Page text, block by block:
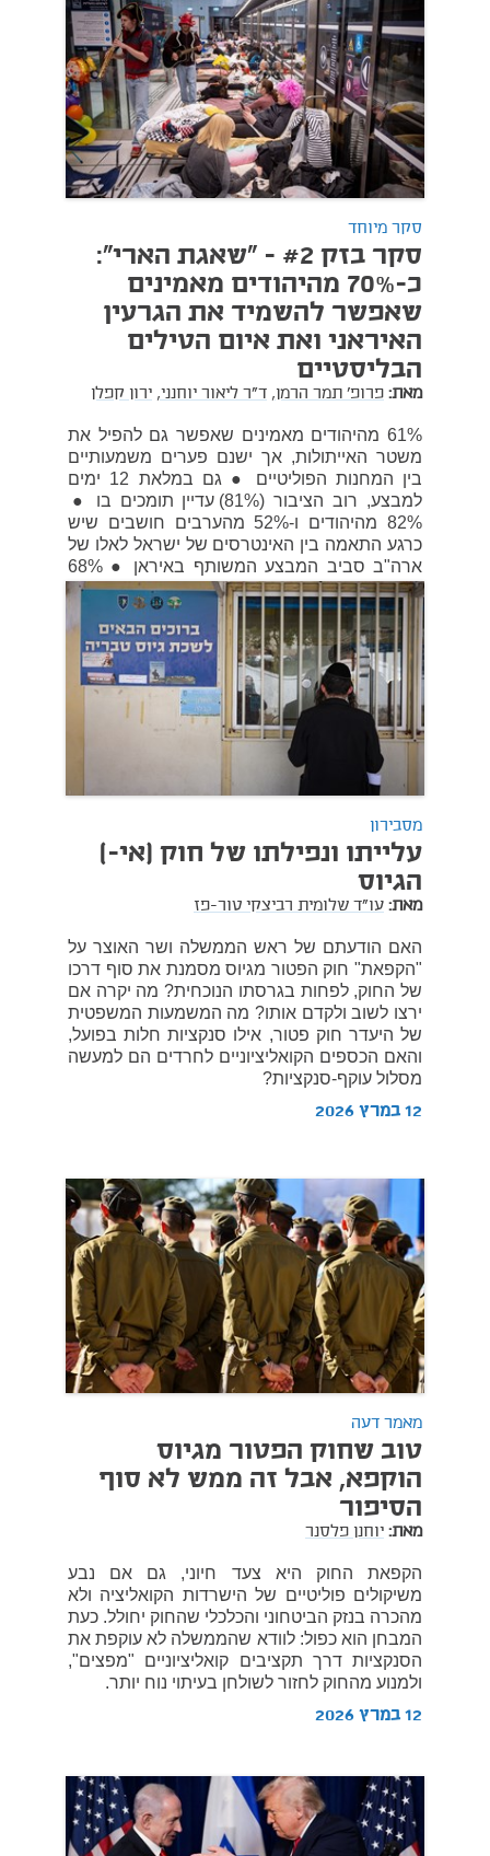
חורי-כסאברי וברווין עזב מחאמיד על הגורמים
לזינוק בפשיעה, על יחסי המגזר הערבי עם
המשטרה, על תפקיד החברה האזרחית ועל
האפשרויות לשינוי. הפרק בוחן האם מדובר בכשל
מערכתי מתמשך, ומהם הצעדים הנדרשים כדי
להשיב תחושת ביטחון אישי לערבים אזרחי
ישראל.
12 במרץ 2026
סקר מיוחד
סקר בזק #2 - "שאגת הארי":
כ-70% מהיהודים מאמינים
שאפשר להשמיד את הגרעין
האיראני ואת איום הטילים
הבליסטיים
מאת: פרופ' תמר הרמן, ד"ר ליאור יוחנני, ירון קפלן
61% מהיהודים מאמינים שאפשר גם להפיל את
משטר האייתולות, אך ישנם פערים משמעותיים
בין המחנות הפוליטיים ● גם במלאת 12 ימים
למבצע, רוב הציבור (81%) עדיין תומכים בו ●
82% מהיהודים ו-52% מהערבים חושבים שיש
כרגע התאמה בין האינטרסים של ישראל לאלו של
ארה"ב סביב המבצע המשותף באיראן ● 68%
מהיהודים ו-58.5% מהערבים מאמינים שהמבצע
ימשך עוד שבועיים או חודש לכל היותר.
מסבירון
עלייתו ונפילתו של חוק (אי-)
הגיוס
מאת: עו"ד שלומית רביצקי טור-פז
האם הודעתם של ראש הממשלה ושר האוצר על
"הקפאת" חוק הפטור מגיוס מסמנת את סוף דרכו
של החוק, לפחות בגרסתו הנוכחית? מה יקרה אם
ירצו לשוב ולקדם אותו? מה המשמעות המשפטית
של היעדר חוק פטור, אילו סנקציות חלות בפועל,
והאם הכספים הקואליציוניים לחרדים הם למעשה
מסלול עוקף-סנקציות?
12 במרץ 2026
מאמר דעה
טוב שחוק הפטור מגיוס
הוקפא, אבל זה ממש לא סוף
הסיפור
מאת: יוחנן פלסנר
הקפאת החוק היא צעד חיוני, גם אם נבע
משיקולים פוליטיים של הישרדות הקואליציה ולא
מהכרה בנזק הביטחוני והכלכלי שהחוק יחולל. כעת
המבחן הוא כפול: לוודא שהממשלה לא עוקפת את
הסנקציות דרך תקציבים קואליציוניים "מפצים",
ולמנוע מהחוק לחזור לשולחן בעיתוי נוח יותר.
12 במרץ 2026